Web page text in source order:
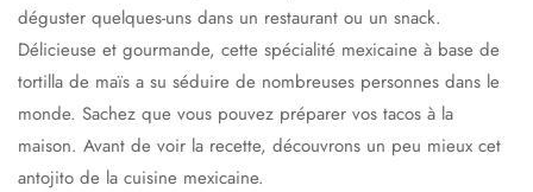
déguster quelques-uns dans un restaurant ou un snack.
Délicieuse et gourmande, cette spécialité mexicaine à base de
tortilla de maïs a su séduire de nombreuses personnes dans le
monde. Sachez que vous pouvez préparer vos tacos à la
maison. Avant de voir la recette, découvrons un peu mieux cet
antojito de la cuisine mexicaine.